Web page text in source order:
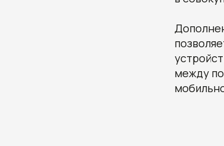
между